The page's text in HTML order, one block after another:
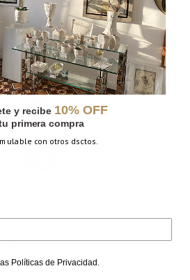
– SALE
y recibe 10% OFF
primera compra
con otros dsctos.
Políticas de Privacidad.